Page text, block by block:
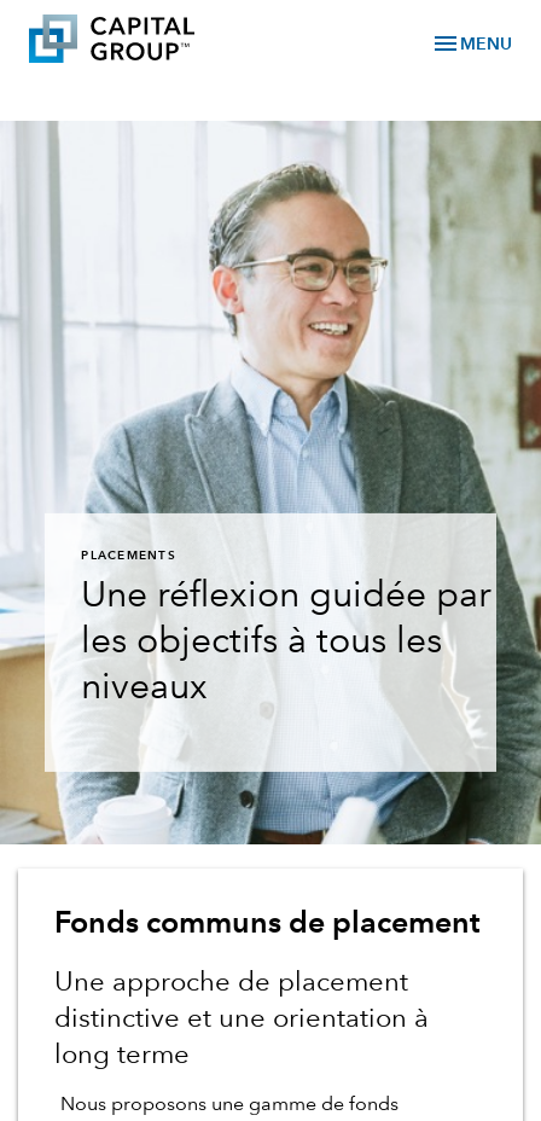
menu MENU
PLACEMENTS
Une réflexion guidée par
les objectifs à tous les
niveaux
Fonds communs de placement
Une approche de placement
distinctive et une orientation à
long terme
Nous proposons une gamme de fonds